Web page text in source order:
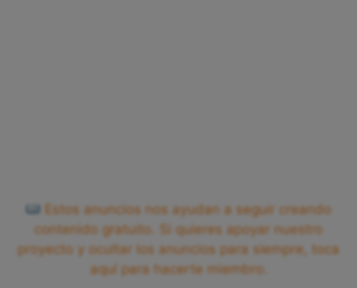
Estos anuncios nos ayudan a seguir creando
contenido gratuito. Si quieres apoyar nuestro
proyecto y ocultar los anuncios para siempre, toca
aquí para hacerte miembro.